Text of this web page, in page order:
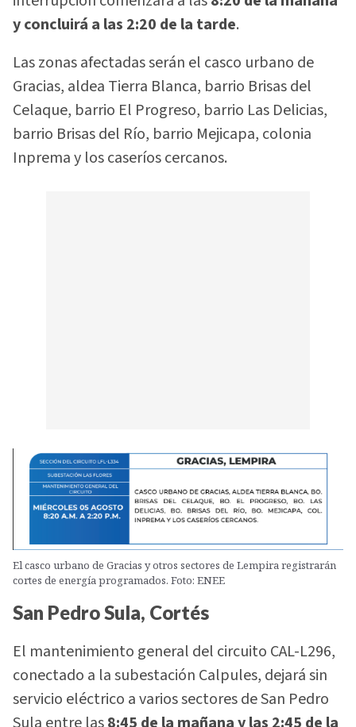
y concluirá a las 2:20 de la tarde.
Las zonas afectadas serán el casco urbano de
Gracias, aldea Tierra Blanca, barrio Brisas del
Celaque, barrio El Progreso, barrio Las Delicias,
barrio Brisas del Río, barrio Mejicapa, colonia
Inprema y los caseríos cercanos.
El casco urbano de Gracias y otros sectores de Lempira registrarán
cortes de energía programados. Foto: ENEE
San Pedro Sula, Cortés
El mantenimiento general del circuito CAL-L296,
conectado a la subestación Calpules, dejará sin
servicio eléctrico a varios sectores de San Pedro